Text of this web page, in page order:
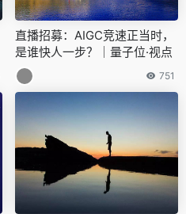
直播招募：AIGC竞速正当时，
是谁快人一步？｜量子位·视点
751